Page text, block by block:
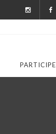
PARTICIPE